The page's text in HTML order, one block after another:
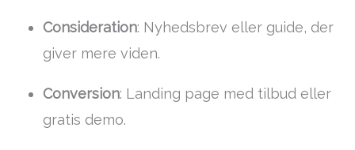
Consideration: Nyhedsbrev eller guide, der
giver mere viden.
Conversion: Landing page med tilbud eller
gratis demo.